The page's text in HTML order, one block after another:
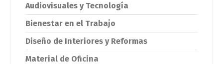
Audiovisuales y Tecnología
Bienestar en el Trabajo
Diseño de Interiores y Reformas
Material de Oficina